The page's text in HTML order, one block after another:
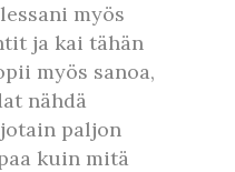
myös
ja kai tähän
myös sanoa,
nähdä
paljon
kuin mitä